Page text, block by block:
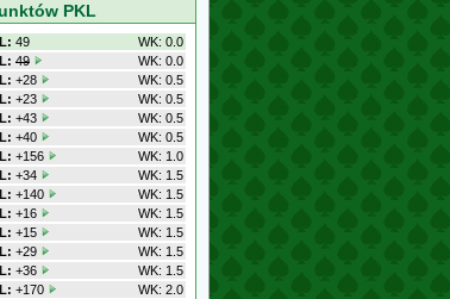
PKL
49
WK: 0.0
49
WK: 0.0
+28
WK: 0.5
+23
WK: 0.5
+43
WK: 0.5
+40
WK: 0.5
+156
WK: 1.0
+34
WK: 1.5
+140
WK: 1.5
+16
WK: 1.5
+15
WK: 1.5
+29
WK: 1.5
+36
WK: 1.5
+170
WK: 2.0